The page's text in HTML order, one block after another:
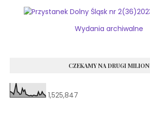
Wydania archiwalne
CZEKAMY NA DRUGI MILION
1,525,847